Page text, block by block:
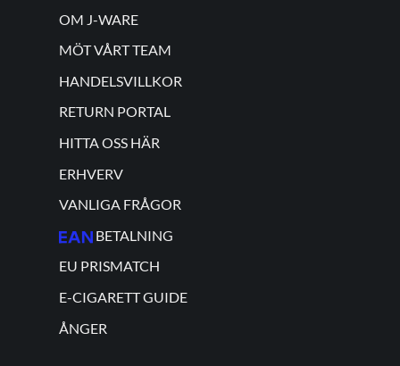
OM J-WARE
MÖT VÅRT TEAM
HANDELSVILLKOR
RETURN PORTAL
HITTA OSS HÄR
ERHVERV
VANLIGA FRÅGOR
BETALNING
EU PRISMATCH
E-CIGARETT GUIDE
ÅNGER